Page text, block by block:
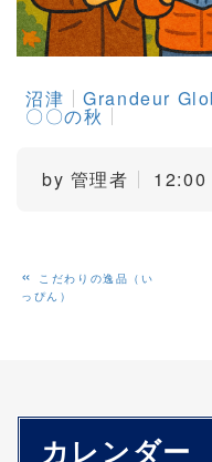
沼津 Grandeur
〇〇の秋
by 管理者 12:00
«
こだわりの逸品（い
っぴん）
カレンダー